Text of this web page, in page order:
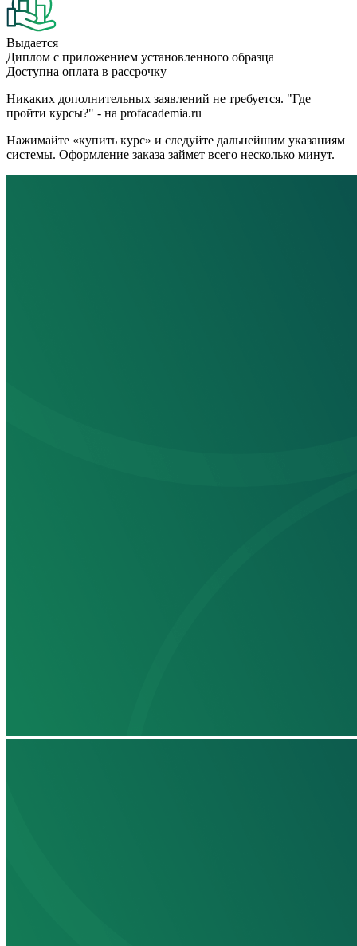
Выдается
Диплом с приложением установленного образца
Доступна оплата в рассрочку
Никаких дополнительных заявлений не требуется. "Где
пройти курсы?" - на profacademia.ru
Нажимайте «купить курс» и следуйте дальнейшим указаниям
системы. Оформление заказа займет всего несколько минут.